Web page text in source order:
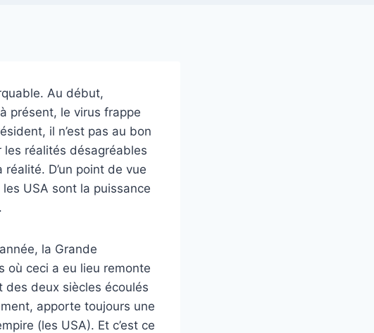
Au début,
présent, le virus frappe
il n’est pas au bon
réalités désagréables
D’un point de vue
USA sont la puissance
la Grande
où ceci a eu lieu remonte
des deux siècles écoulés
apporte toujours une
(les USA). Et c’est ce